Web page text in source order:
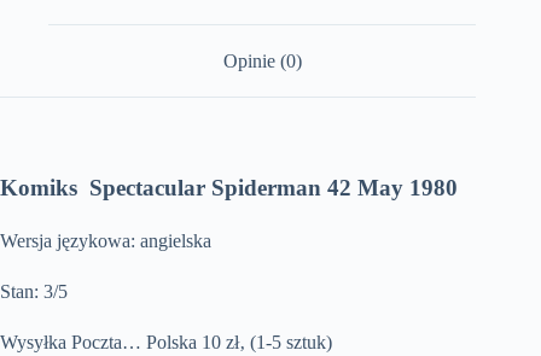
Opinie (0)
Komiks Spectacular Spiderman 42 May 1980
Wersja językowa: angielska
Stan: 3/5
Wysyłka Poczta… Polska 10 zł‚ (1-5 sztuk)